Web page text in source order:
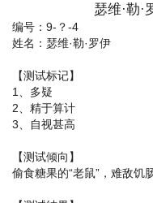
瑟维·勒·
编号：9-？-4
姓名：瑟维·勒·罗伊
【测试标记】
1、多疑
2、精于算计
3、自视甚高
【测试倾向】
偷食糖果的“老鼠”，难敌饥